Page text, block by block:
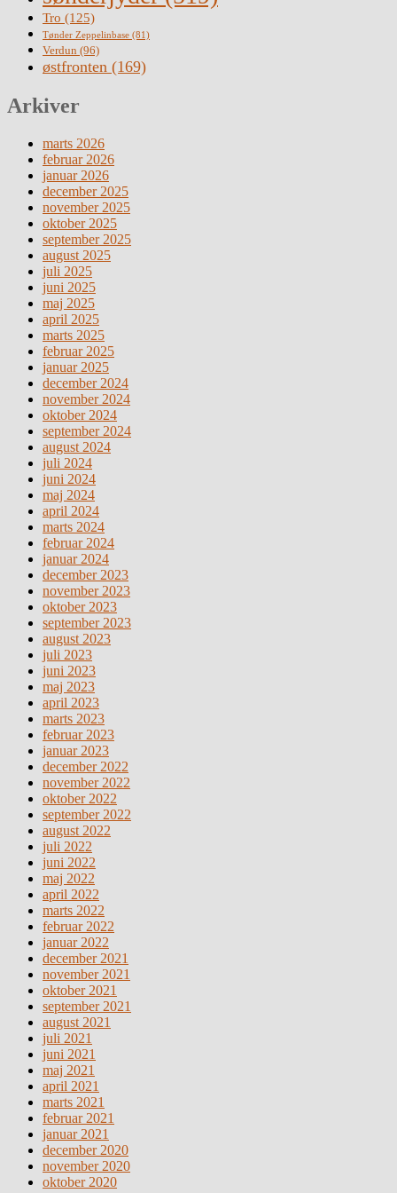
Tro (125)
Tønder Zeppelinbase (81)
Verdun (96)
østfronten (169)
Arkiver
marts 2026
februar 2026
januar 2026
december 2025
november 2025
oktober 2025
september 2025
august 2025
juli 2025
juni 2025
maj 2025
april 2025
marts 2025
februar 2025
januar 2025
december 2024
november 2024
oktober 2024
september 2024
august 2024
juli 2024
juni 2024
maj 2024
april 2024
marts 2024
februar 2024
januar 2024
december 2023
november 2023
oktober 2023
september 2023
august 2023
juli 2023
juni 2023
maj 2023
april 2023
marts 2023
februar 2023
januar 2023
december 2022
november 2022
oktober 2022
september 2022
august 2022
juli 2022
juni 2022
maj 2022
april 2022
marts 2022
februar 2022
januar 2022
december 2021
november 2021
oktober 2021
september 2021
august 2021
juli 2021
juni 2021
maj 2021
april 2021
marts 2021
februar 2021
januar 2021
december 2020
november 2020
oktober 2020